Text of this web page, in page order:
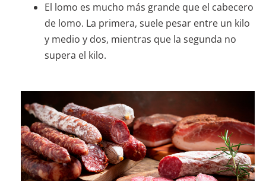
El lomo es mucho más grande que el cabecero
de lomo. La primera, suele pesar entre un kilo
y medio y dos, mientras que la segunda no
supera el kilo.